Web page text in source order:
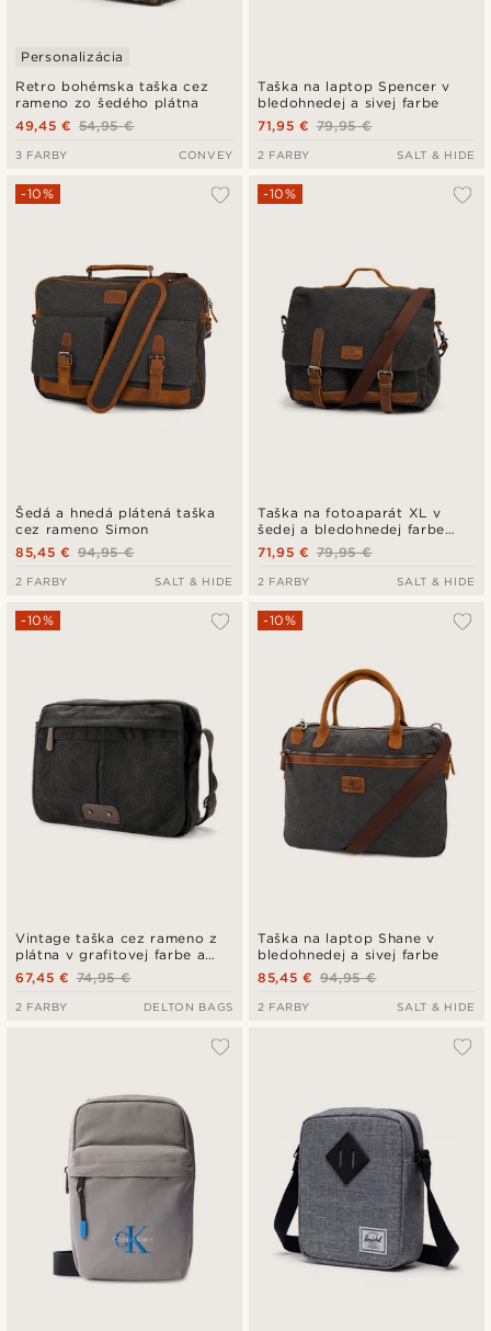
Retro bohémska taška cez
rameno zo šedého plátna
Personalizácia
54,95 €
49,45 €
3 FARBY CONVEY
Taška na laptop Spencer v
bledohnedej a sivej farbe
79,95 €
71,95 €
2 FARBY SALT & HIDE
Šedá a hnedá plátená taška
cez rameno Simon
-10%
94,95 €
85,45 €
2 FARBY SALT & HIDE
Taška na fotoaparát XL v
šedej a bledohnedej farbe
Strom
-10%
79,95 €
71,95 €
2 FARBY SALT & HIDE
Vintage taška cez rameno z
plátna v grafitovej farbe a
hnedej kože
-10%
74,95 €
67,45 €
2 FARBY DELTON BAGS
Taška na laptop Shane v
bledohnedej a sivej farbe
-10%
94,95 €
85,45 €
2 FARBY SALT & HIDE